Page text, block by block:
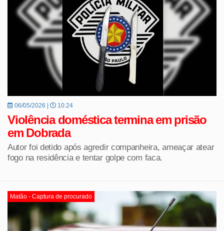
06/05/2026 | 10:24
Violência doméstica termina em prisão
em Dobrada
Autor foi detido após agredir companheira, ameaçar atear
fogo na residência e tentar golpe com faca.
Matão - Captura de procurado